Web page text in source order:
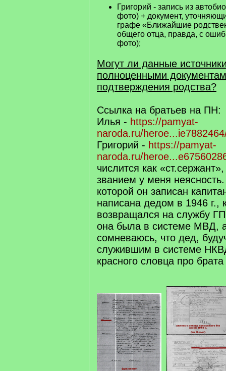
Григорий - запись из
фото) + документ,
графе «Ближайшие
общего отца, правда, с
фото);
Могут ли данные
полноценными
подтверждения родства?
Ссылка на братьев на ПН:
Илья - https://pamyat-
naroda.ru/
Григорий - https://pamyat-
naroda.ru/
числится как
званием у меня
которой он записан
написана дедом в 1946 г.,
возвращался на службу
она была в системе МВД,
сомневаюсь, что дед,
служившим в системе
красного словца про